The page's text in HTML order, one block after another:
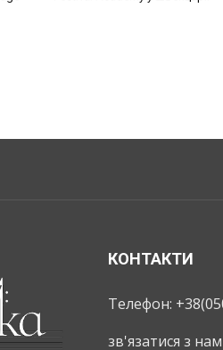
КОНТАКТИ
Телефон:
зв'язатися з